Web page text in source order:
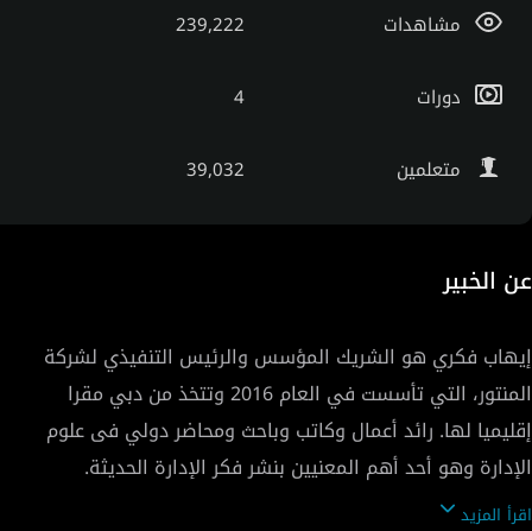
مشاهدات 239,222
دورات 4
متعلمين 39,032
عن الخبير
إيهاب فكري هو الشريك المؤسس والرئيس التنفيذي لشركة
المنتور، التي تأسست في العام 2016 وتتخذ من دبي مقرا
إقليميا لها. رائد أعمال وكاتب وباحث ومحاضر دولي فى علوم
الإدارة وهو أحد أهم المعنيين بنشر فكر الإدارة الحديثة.
خلفيته الأكاديمية لم تكن هي العامل الوحيد لاهتمامه بعلوم
اقرأ المزيد